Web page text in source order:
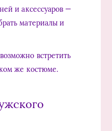
и аксессуаров —
материалы и
встретить
же костюме.